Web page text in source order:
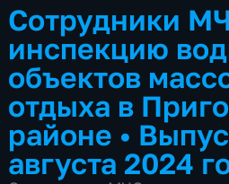
Сотрудники
инспекцию
объектов
отдыха в
районе •
августа 2024